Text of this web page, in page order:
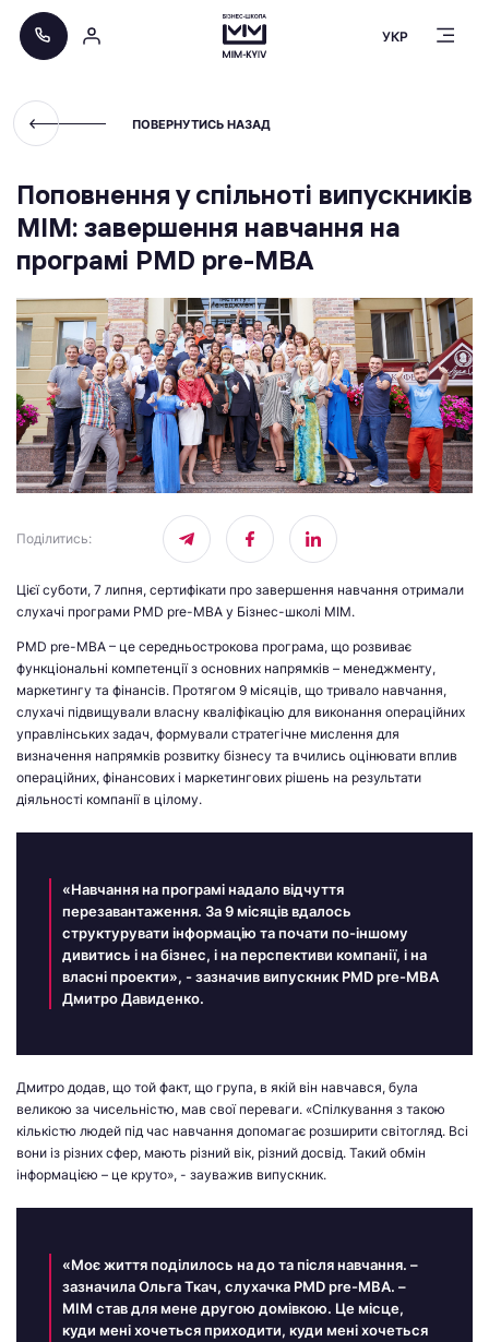
УКР
ПОВЕРНУТИСЬ НАЗАД
Поповнення у спільноті випускників
МІМ: завершення навчання на
програмі PMD pre-MBA
Поділитись:
Цієї суботи, 7 липня, сертифікати про завершення навчання отримали
слухачі програми PMD pre-MBA у Бізнес-школі МІМ.
PMD pre-MBA – це середньострокова програма, що розвиває
функціональні компетенції з основних напрямків – менеджменту,
маркетингу та фінансів. Протягом 9 місяців, що тривало навчання,
слухачі підвищували власну кваліфікацію для виконання операційних
управлінських задач, формували стратегічне мислення для
визначення напрямків розвитку бізнесу та вчились оцінювати вплив
операційних, фінансових і маркетингових рішень на результати
діяльності компанії в цілому.
«Навчання на програмі надало відчуття
перезавантаження. За 9 місяців вдалось
структурувати інформацію та почати по-іншому
дивитись і на бізнес, і на перспективи компанії, і на
власні проекти», - зазначив випускник PMD pre-MBA
Дмитро Давиденко.
Дмитро додав, що той факт, що група, в якій він навчався, була
великою за чисельністю, мав свої переваги. «Спілкування з такою
кількістю людей під час навчання допомагає розширити світогляд. Всі
вони із різних сфер, мають різний вік, різний досвід. Такий обмін
інформацією – це круто», - зауважив випускник.
«Моє життя поділилось на до та після навчання. –
зазначила Ольга Ткач, слухачка PMD pre-MBA. –
МІМ став для мене другою домівкою. Це місце,
куди мені хочеться приходити, куди мені хочеться